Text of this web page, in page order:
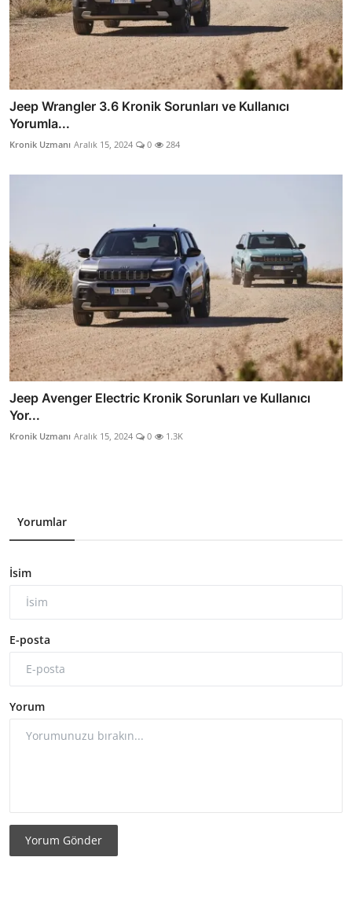
Jeep Wrangler 3.6 Kronik Sorunları ve Kullanıcı
Yorumla...
Kronik Uzmanı Aralık 15, 2024 0 284
Jeep Avenger Electric Kronik Sorunları ve Kullanıcı
Yor...
Kronik Uzmanı Aralık 15, 2024 0 1.3K
Yorumlar
İsim
E-posta
Yorum
Yorum Gönder